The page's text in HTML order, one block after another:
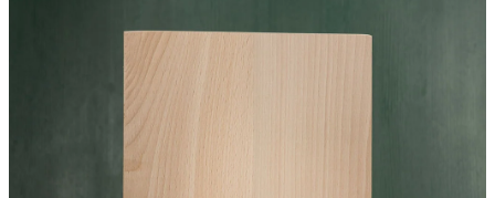
hviezdičiek.